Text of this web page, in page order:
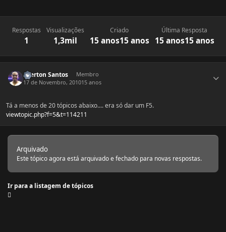
Respostas
1
Visualizações
1,3mil
Criado
15 anos15 anos
Última Resposta
15 anos15 anos
Everton Santos
Membro
17 de Novembro, 201015 anos
Tá a menos de 20 tópicos abaixo.... era só dar um F5.
viewtopic.php?f=5&t=114211
Arquivado
Este tópico agora está arquivado e fechado para novas respostas.
Ir para a listagem de tópicos